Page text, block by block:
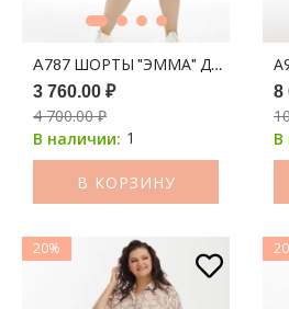
A787 ШОРТЫ "ЭММА" ДЖИНС
3 760.00 ₽
4 700.00 ₽
В наличии: 1
В КОРЗИНУ
8
В
20%